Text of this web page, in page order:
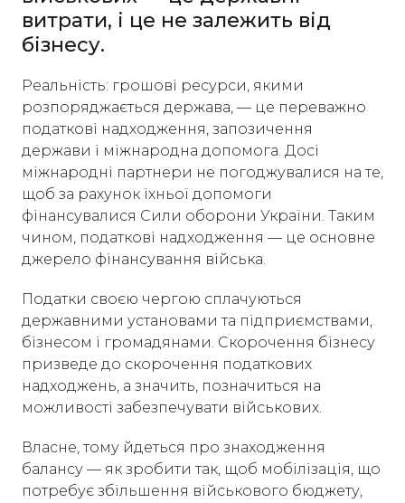
витрати, і це не залежить від
бізнесу.
Реальність: грошові ресурси, якими
розпоряджається держава, — це переважно
податкові надходження, запозичення
держави і міжнародна допомога. Досі
міжнародні партнери не погоджувалися на те,
щоб за рахунок їхньої допомоги
фінансувалися Сили оборони України. Таким
чином, податкові надходження — це основне
джерело фінансування війська.
Податки своєю чергою сплачуються
державними установами та підприємствами,
бізнесом і громадянами. Скорочення бізнесу
призведе до скорочення податкових
надходжень, а значить, позначиться на
можливості забезпечувати військових.
Власне, тому йдеться про знаходження
балансу — як зробити так, щоб мобілізація, що
потребує збільшення військового бюджету,